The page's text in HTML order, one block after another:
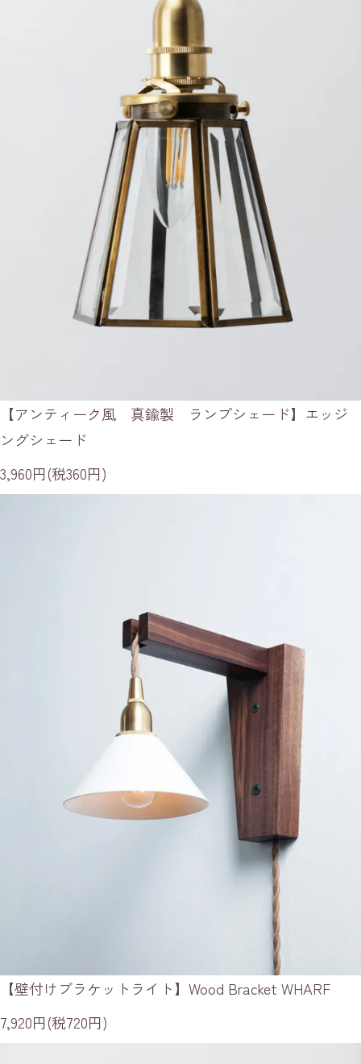
【アンティーク風 真鍮製 ランプシェード】エッジ
ングシェード
3,960円(税360円)
【壁付けブラケットライト】Wood Bracket WHARF
7,920円(税720円)